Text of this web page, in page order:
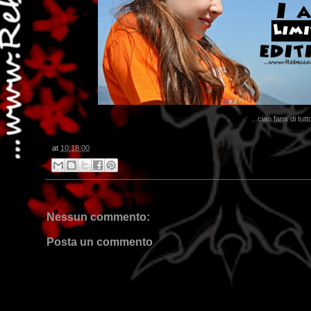
...ciao fans di
at 10:18:00
Nessun commento:
Posta un commento